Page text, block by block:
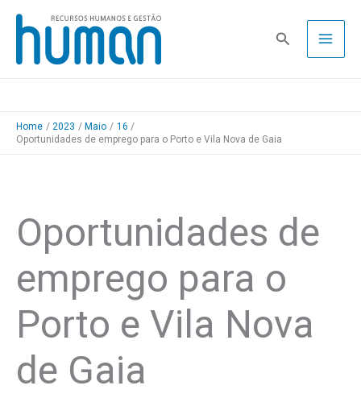
Skip
content
Pesquisa
Home 2023 Maio
16
Oportunidades de emprego para o Porto e Vila Nova de Gaia
Oportunidades de
emprego para o
Porto e Vila Nova
de Gaia